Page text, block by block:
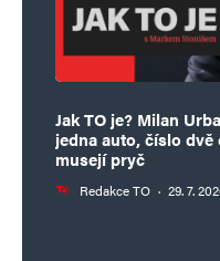
Jak TO je? Milan
jedna auto, číslo
musejí pryč
Redakce TO · 29. 7.